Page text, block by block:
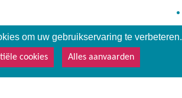
om uw gebruikservaring te verbeteren.
cookies Alles aanvaarden